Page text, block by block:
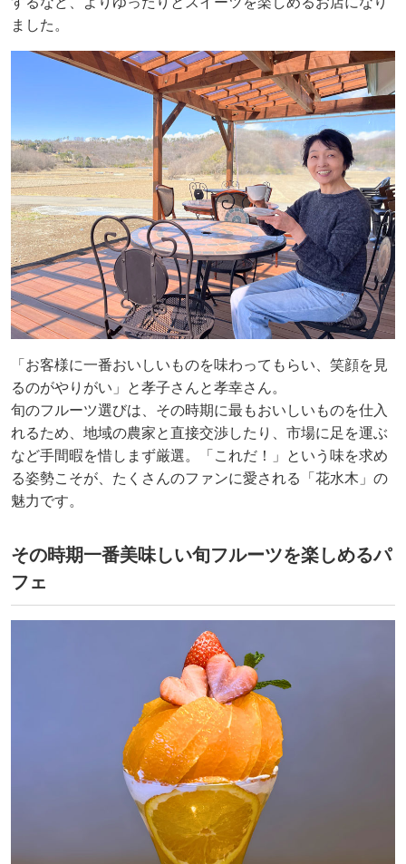
ました。
「お客様に一番おいしいものを味わってもらい、笑顔を見
るのがやりがい」と孝子さんと孝幸さん。
旬のフルーツ選びは、その時期に最もおいしいものを仕入
れるため、地域の農家と直接交渉したり、市場に足を運ぶ
など手間暇を惜しまず厳選。「これだ！」という味を求め
る姿勢こそが、たくさんのファンに愛される「花水木」の
魅力です。
その時期一番美味しい旬フルーツを楽しめるパ
フェ